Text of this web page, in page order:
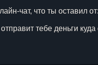
чат, что ты оставил
тебе деньги